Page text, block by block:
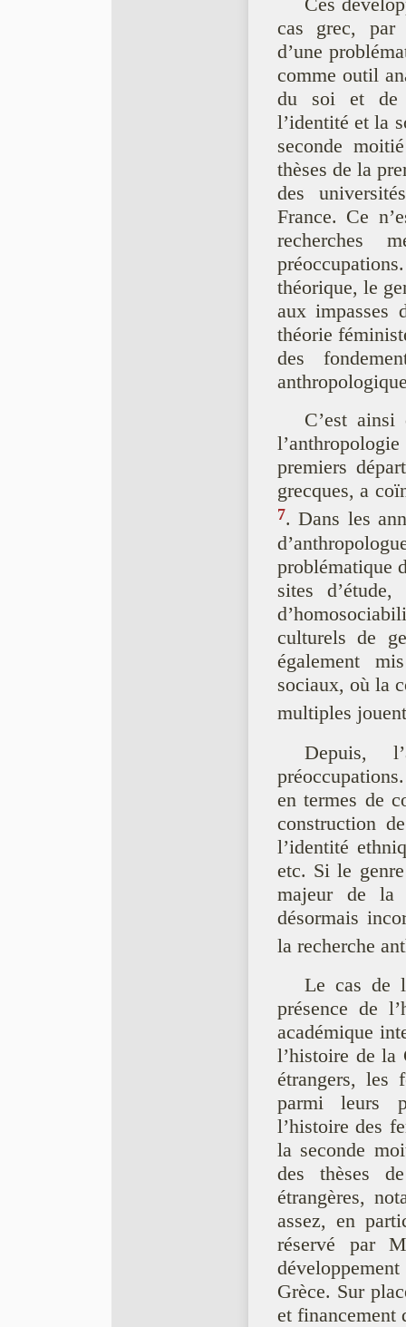
Ces
cas grec, par
d’une
comme outil
du soi et de
l’identité et la
seconde
thèses de la
des
France. Ce
recherches
théorique, le
aux impasses
théorie
des
C’est
premiers
grecques, a
7. Dans les
problématique
sites
culturels de
également
sociaux, où la
multiples
Depuis,
en termes de
construction
l’identité
etc. Si le
majeur de la
désormais
la recherche
Le cas de
présence de
académique
l’histoire de la
étrangers, les
parmi leurs
l’histoire des
la seconde
des thèses
étrangères,
assez, en
réservé par
Grèce. Sur
et financement